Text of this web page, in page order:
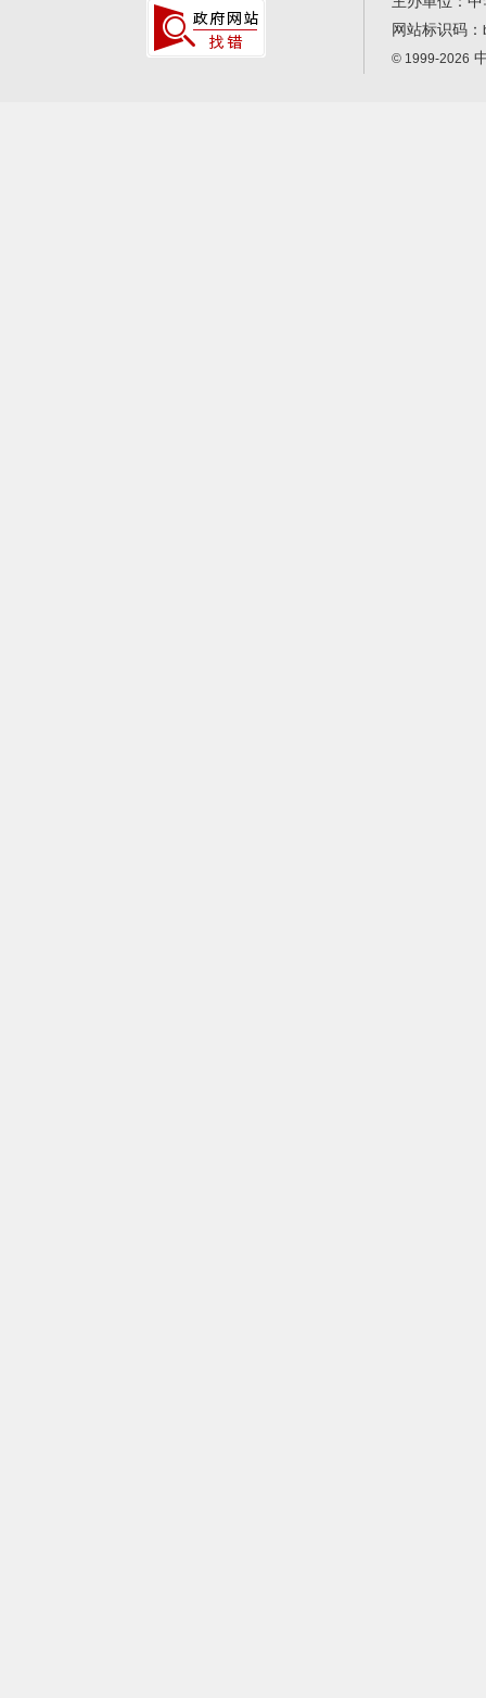
网站标识码：
© 1999-2026